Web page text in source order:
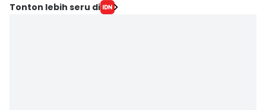
Tonton lebih seru di